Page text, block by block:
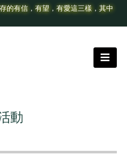
的有信，有望，有愛這三樣，其中
動